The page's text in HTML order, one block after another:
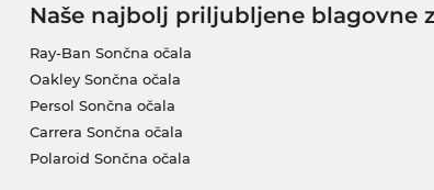
Naše najbolj priljubljene blagovne
Ray-Ban Sončna očala
Oakley Sončna očala
Persol Sončna očala
Carrera Sončna očala
Polaroid Sončna očala